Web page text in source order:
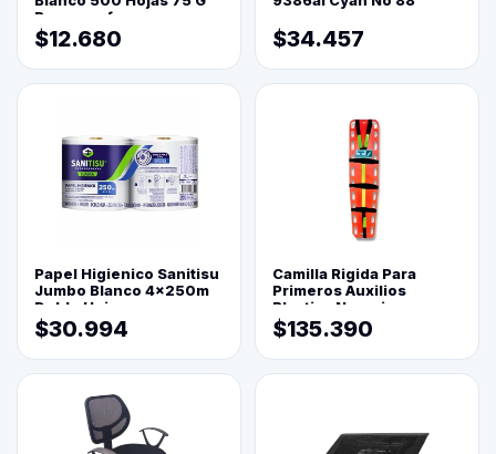
Reprograf.
$12.680 $34.457
Papel Higienico Sanitisu
Jumbo Blanco 4x250m
Doble Hoja
$30.994
Camilla Rigida Para
Primeros Auxilios
Plastica Naranja
$135.390